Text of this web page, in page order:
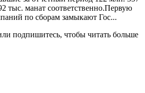
тыс. манат соответственно.Первую
по сборам замыкают Гос...
подпишитесь, чтобы читать больше